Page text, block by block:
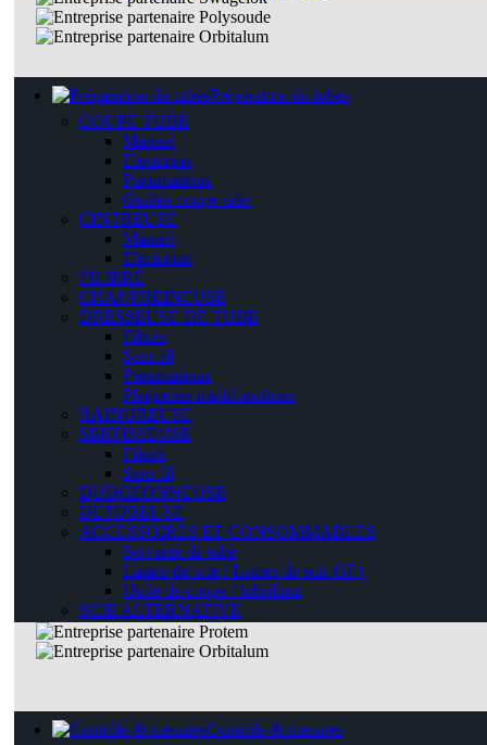
Préparation du tubes
COUPE TUBE
Manuel
Electrique
Pneumatique
Guides coupe tube
CINTREUSE
Manuel
Electrique
FILIERE
CHANFREINEUSE
DRESSEUSE DE TUBE
Filaire
Sans fil
Pneumatique
Plaquettes multifonctions
RAINUREUSE
SERTISSEUSE
Filaire
Sans fil
DUDGEONNEUSE
DETUBEUSE
ACCESSOIRES ET CONSOMMABLES
Servante de tube
Lames de scie / Lames de scie GF+
Huile de coupe / lubrifiant
SCIE ALTERNATIVE
Contrôle & mesures